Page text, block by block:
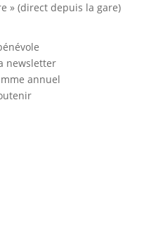
» (direct depuis la gare)
newsletter
annuel